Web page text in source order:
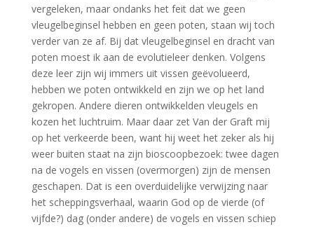
vergeleken, maar ondanks het feit dat we geen
vleugelbeginsel hebben en geen poten, staan wij toch
verder van ze af. Bij dat vleugelbeginsel en dracht van
poten moest ik aan de evolutieleer denken. Volgens
deze leer zijn wij immers uit vissen geëvolueerd,
hebben we poten ontwikkeld en zijn we op het land
gekropen. Andere dieren ontwikkelden vleugels en
kozen het luchtruim. Maar daar zet Van der Graft mij
op het verkeerde been, want hij weet het zeker als hij
weer buiten staat na zijn bioscoopbezoek: twee dagen
na de vogels en vissen (overmorgen) zijn de mensen
geschapen. Dat is een overduidelijke verwijzing naar
het scheppingsverhaal, waarin God op de vierde (of
vijfde?) dag (onder andere) de vogels en vissen schiep